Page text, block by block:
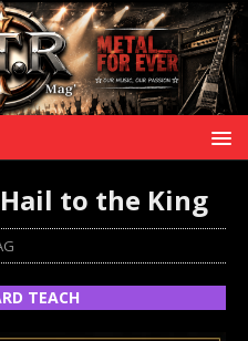
Hail to the King
TEACH